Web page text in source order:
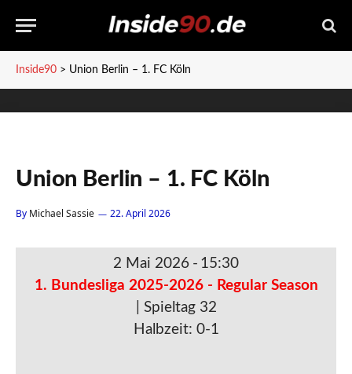
Inside90 > Union Berlin – 1. FC Köln
Union Berlin – 1. FC Köln
By Michael Sassie 22. April 2026
2 Mai 2026 - 15:30
1. Bundesliga 2025-2026 - Regular Season
| Spieltag 32
Halbzeit: 0-1